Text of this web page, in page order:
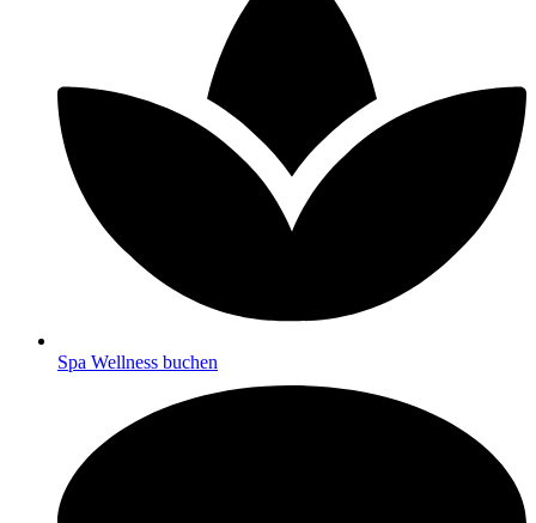
Spa Wellness buchen